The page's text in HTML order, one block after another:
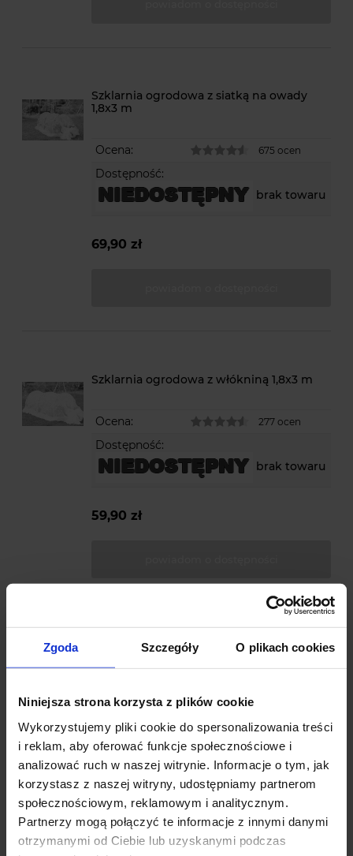
Zgoda Szczegóły O plikach cookies
Niniejsza strona korzysta z plików cookie
Wykorzystujemy pliki cookie do spersonalizowania treści
i reklam, aby oferować funkcje społecznościowe i
analizować ruch w naszej witrynie. Informacje o tym, jak
korzystasz z naszej witryny, udostępniamy partnerom
społecznościowym, reklamowym i analitycznym.
Partnerzy mogą połączyć te informacje z innymi danymi
otrzymanymi od Ciebie lub uzyskanymi podczas
Szklarnia ogrodowa z siatką na owady
1,8x3 m
Ocena: 675 ocen
Dostępność:
brak towaru
69,90 zł
Szklarnia ogrodowa z włókniną 1,8x3 m
Ocena: 277 ocen
Dostępność:
brak towaru
59,90 zł
Tunel ogrodowy ze stalową konstrukcją
640,00 zł
powiadom o dostępności